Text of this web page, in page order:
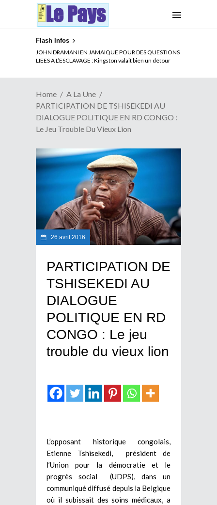
Flash Infos
ELECTION DE TALON A LA TETE DU SENAT BENINOIS :
Quand Patrice quitte le pouvoir sans partir !
Home
A La Une
PARTICIPATION DE TSHISEKEDI AU
DIALOGUE POLITIQUE EN RD CONGO :
Le Jeu Trouble Du Vieux Lion
26 avril 2016
PARTICIPATION DE
TSHISEKEDI AU
DIALOGUE
POLITIQUE EN RD
CONGO : Le jeu
trouble du vieux lion
L’opposant historique congolais,
Etienne Tshisekedi, président de
l’Union pour la démocratie et le
progrès social (UDPS), dans un
communiqué diffusé depuis la Belgique
où il subissait des soins médicaux, a